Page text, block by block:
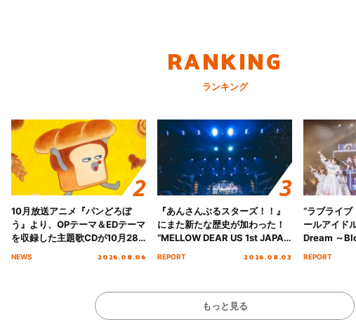
RANKING
ランキング
10月放送アニメ『パンどろぼ
う』より、OPテーマ＆EDテーマ
を収録した主題歌CDが10月28
日にリリース決定！
NEWS 2026.08.06
『あんさんぶるスターズ！！』
にまた新たな歴史が加わった！
“MELLOW DEAR US 1st JAPAN
Tour Final「NICE to meet YOU
REPORT 2026.08.03
“ラブライブ
ールアイド
Dream ～
～ ＜Bloom
REPORT
もっと見る